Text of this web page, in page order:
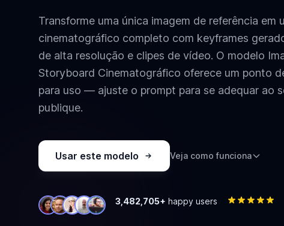
Transforme uma única imagem de referência em
cinematográfico completo com keyframes
de alta resolução e clipes de vídeo. O modelo
Storyboard Cinematográfico oferece um ponto
para uso — ajuste o prompt para se adequar ao
publique.
Usar este modelo Veja como funciona
3,482,705+ happy users